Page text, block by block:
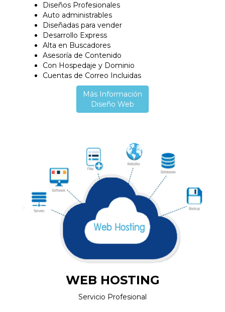
Diseños Profesionales
Auto administrables
Diseñadas para vender
Desarrollo Express
Alta en Buscadores
Asesoría de Contenido
Con Hospedaje y Dominio
Cuentas de Correo Incluidas
Más Información
Diseño Web
WEB HOSTING
Servicio Profesional